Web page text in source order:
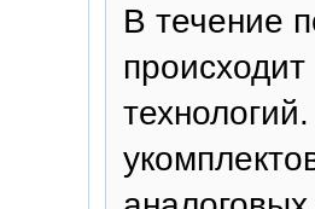
В течение